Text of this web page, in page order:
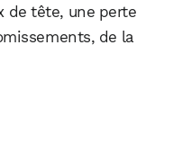
de tête, une perte
de la